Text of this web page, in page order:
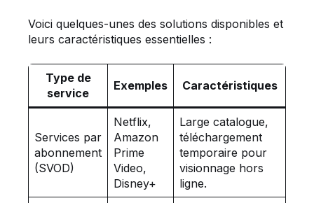
Voici quelques-unes des solutions disponibles et
leurs caractéristiques essentielles :
Type de
service
Exemples Caractéristiques
Services par
abonnement
(SVOD)
Netflix,
Amazon
Prime
Video,
Disney+
Large catalogue,
téléchargement
temporaire pour
visionnage hors
ligne.